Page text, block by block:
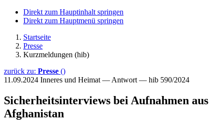
Direkt zum Hauptinhalt springen
Direkt zum Hauptmenü springen
Startseite
Presse
Kurzmeldungen (hib)
zurück zu: Presse ()
11.09.2024 Inneres und Heimat — Antwort — hib 590/2024
Sicherheitsinterviews bei Aufnahmen aus
Afghanistan